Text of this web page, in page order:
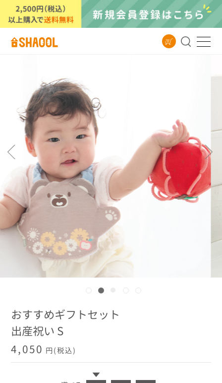
おすすめギフトセット
出産祝い S
4,050 円(税込)